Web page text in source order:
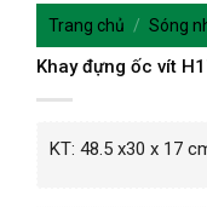
Trang chủ / Sóng
Khay đựng ốc vít
KT: 48.5 x30 x 17